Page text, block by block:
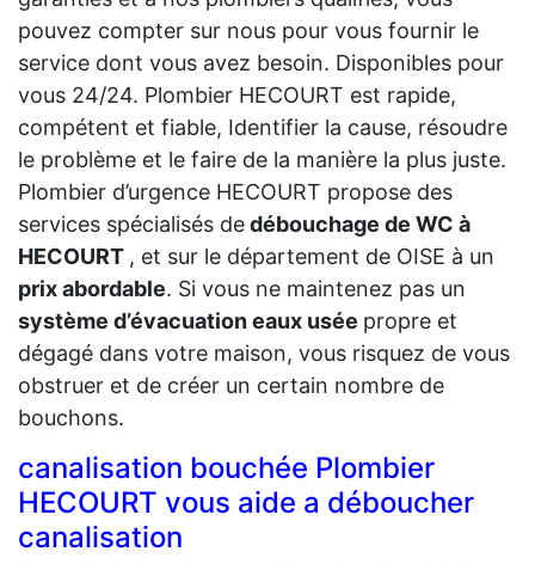
pouvez compter sur nous pour vous fournir le
service dont vous avez besoin. Disponibles pour
vous 24/24. Plombier HECOURT est rapide,
compétent et fiable, Identifier la cause, résoudre
le problème et le faire de la manière la plus juste.
Plombier d’urgence HECOURT propose des
services spécialisés dedébouchage de WC à
HECOURT , et sur le département de OISE à un
prix abordable. Si vous ne maintenez pas un
système d’évacuation eaux usée propre et
dégagé dans votre maison, vous risquez de vous
obstruer et de créer un certain nombre de
bouchons.
canalisation bouchée Plombier
HECOURT vous aide a déboucher
canalisation